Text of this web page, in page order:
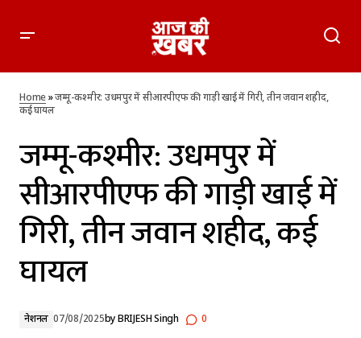
शहीद, कई घायल
Home»जम्मू-कश्मीर: उधमपुर में सीआरपीएफ की गाड़ी खाई में गिरी, तीन जवान शहीद,
कई घायल
जम्मू-कश्मीर: उधमपुर में
सीआरपीएफ की गाड़ी खाई में
गिरी, तीन जवान शहीद, कई
घायल
नेशनल 07/08/2025byBRIJESH Singh 0